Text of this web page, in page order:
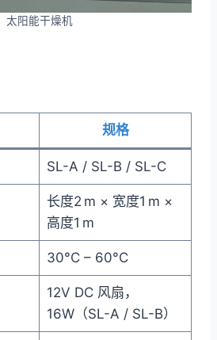
太阳能干燥机
规格
SL-A / SL-B / SL-C
长度2 m × 宽度1 m ×
高度1 m
30°C – 60°C
12V DC 风扇，
16W（SL-A / SL-B）